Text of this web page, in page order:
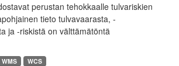
perustan tehokkaalle tulvariskien
tieto tulvavaarasta, -
ja -riskistä on välttämätöntä
WMS WCS